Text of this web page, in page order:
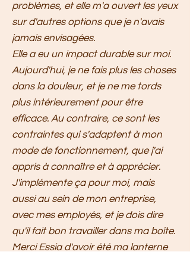
problèmes, et elle m'a ouvert les yeux
sur d'autres options que je n'avais
jamais envisagées.
Elle a eu un impact durable sur moi.
Aujourd'hui, je ne fais plus les choses
dans la douleur, et je ne me tords
plus intérieurement pour être
efficace. Au contraire, ce sont les
contraintes qui s'adaptent à mon
mode de fonctionnement, que j'ai
appris à connaître et à apprécier.
J'implémente ça pour moi, mais
aussi au sein de mon entreprise,
avec mes employés, et je dois dire
qu'il fait bon travailler dans ma boîte.
Merci Essia d'avoir été ma lanterne